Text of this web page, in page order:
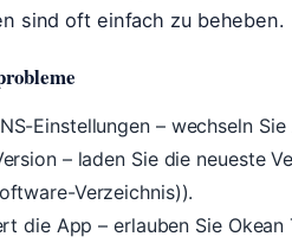
sind oft einfach zu beheben.
Einstellungen – wechseln
– laden Sie die neueste
Verzeichnis)).
die App – erlauben Sie